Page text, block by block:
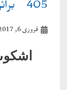
405۔ برائی زمین و زماں میں نہیں ہے
فروری 6, 2017